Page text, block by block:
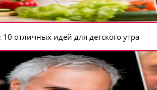
отличных идей для детского утра